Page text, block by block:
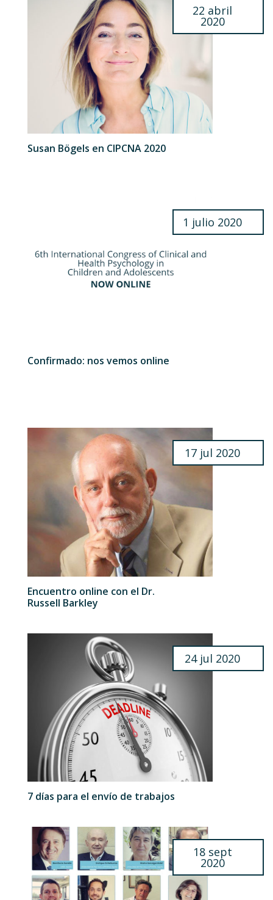
Susan Bögels en CIPCNA 2020
22 abril
2020
Confirmado: nos vemos online
1 julio 2020
17 jul 2020
Encuentro online con el Dr.
Russell Barkley
24 jul 2020
7 días para el envío de trabajos
18 sept
2020